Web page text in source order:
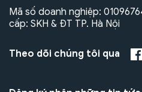
Mã số doanh nghiệp:
cấp: SKH & ĐT TP. Hà Nội
Theo dõi chúng tôi qua